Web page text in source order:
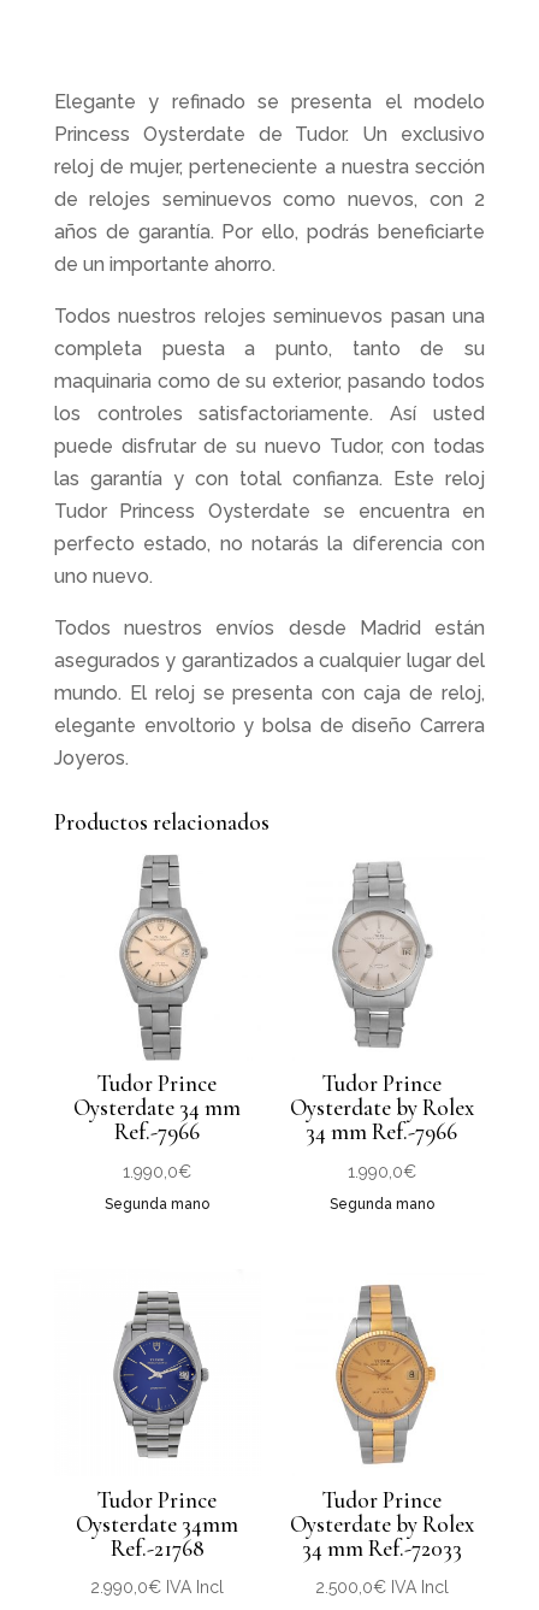
Elegante y refinado se presenta el modelo
Princess Oysterdate de Tudor. Un exclusivo
reloj de mujer, perteneciente a nuestra sección
de relojes seminuevos como nuevos, con 2
años de garantía. Por ello, podrás beneficiarte
de un importante ahorro.
Todos nuestros relojes seminuevos pasan una
completa puesta a punto, tanto de su
maquinaria como de su exterior, pasando todos
los controles satisfactoriamente. Así usted
puede disfrutar de su nuevo Tudor, con todas
las garantía y con total confianza. Este reloj
Tudor Princess Oysterdate se encuentra en
perfecto estado, no notarás la diferencia con
uno nuevo.
Todos nuestros envíos desde Madrid están
asegurados y garantizados a cualquier lugar del
mundo. El reloj se presenta con caja de reloj,
elegante envoltorio y bolsa de diseño Carrera
Joyeros.
Productos relacionados
Tudor Prince
Oysterdate 34 mm
Ref.-7966
1.990,0€
Segunda mano
Tudor Prince
Oysterdate by Rolex
34 mm Ref.-7966
1.990,0€
Segunda mano
Tudor Prince
Oysterdate 34mm
Ref.-21768
2.990,0€ IVA Incl
Tudor Prince
Oysterdate by Rolex
34 mm Ref.-72033
2.500,0€ IVA Incl